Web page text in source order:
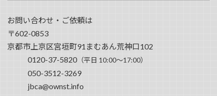
お問い合わせ・ご依頼は
〒602-0853
京都市上京区宮垣町91まむあん荒神口102
0120-37-5820（平日 10:00～17:00）
050-3512-3269
jbca@ownst.info